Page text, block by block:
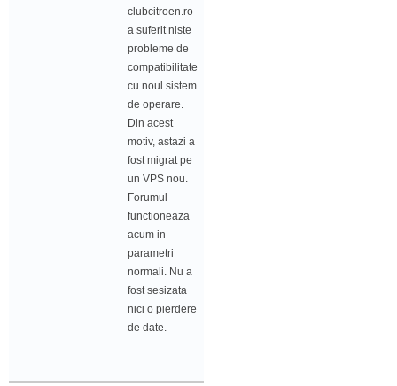
clubcitroen.ro
a suferit niste
probleme de
compatibilitate
cu noul sistem
de operare.
Din acest
motiv, astazi a
fost migrat pe
un VPS nou.
Forumul
functioneaza
acum in
parametri
normali. Nu a
fost sesizata
nici o pierdere
de date.